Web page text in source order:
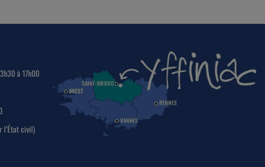
à 17h00
l’État civil)